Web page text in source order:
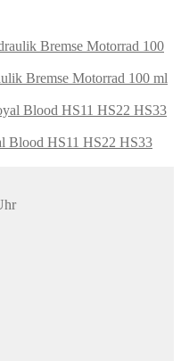
Bremse Motorrad 100 ml
Blood HS11 HS22 HS33